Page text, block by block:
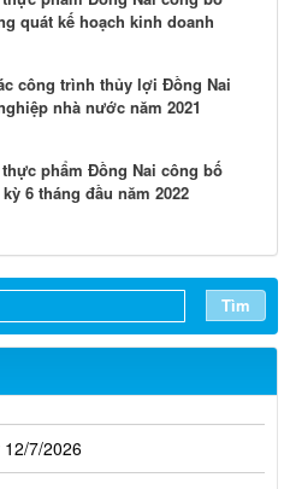
quát kế hoạch kinh doanh
công trình thủy lợi Đồng Nai
nhà nước năm 2021
phẩm Đồng Nai công bố
6 tháng đầu năm 2022
Tìm
8/2026
7/2026
7/2026
7/2026